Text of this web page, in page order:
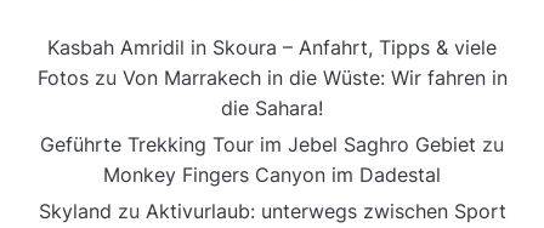
Kasbah Amridil in Skoura – Anfahrt, Tipps & viele
Fotoszu Von Marrakech in die Wüste: Wir fahren in
die Sahara!
Geführte Trekking Tour im Jebel Saghro Gebiet zu
Monkey Fingers Canyon im Dadestal
Skyland zu Aktivurlaub: unterwegs zwischen Sport